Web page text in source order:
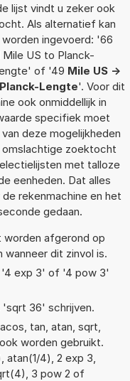
lijst vindt u zeker ook
Als alternatief kan
ingevoerd: '66
US to Planck-
of '49 Mile US ->
Lengte'. Voor dit
ook onmiddellijk in
specifiek moet
deze mogelijkheden
zoektocht
met talloze
eenheden. Dat alles
rekenmachine en het
gedaan.
worden afgerond op
wanneer dit zinvol is.
'4 exp 3' of '4 pow 3'
'sqrt 36' schrijven.
tan, atan, sqrt,
worden gebruikt.
atan(1/4), 2 exp 3,
3 pow 2 of